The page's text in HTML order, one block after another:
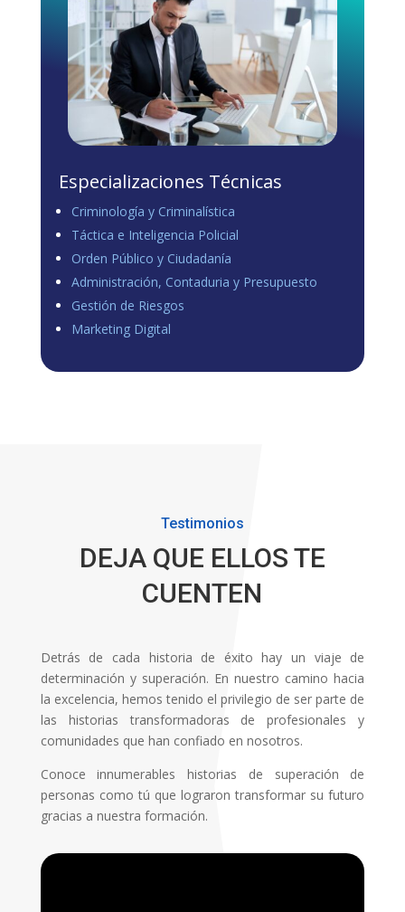
Especializaciones Técnicas
Criminología y Criminalística
Táctica e Inteligencia Policial
Orden Público y Ciudadanía
Administración, Contaduria y Presupuesto
Gestión de Riesgos
Marketing Digital
Testimonios
DEJA QUE ELLOS TE
CUENTEN
Detrás de cada historia de éxito hay un viaje de
determinación y superación. En nuestro camino hacia
la excelencia, hemos tenido el privilegio de ser parte de
las historias transformadoras de profesionales y
comunidades que han confiado en nosotros.
Conoce innumerables historias de superación de
personas como tú que lograron transformar su futuro
gracias a nuestra formación.